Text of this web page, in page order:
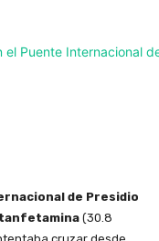
de Presidio
(30.8